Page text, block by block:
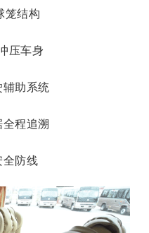
笼结构
压车身
辅助系统
程追溯
全防线